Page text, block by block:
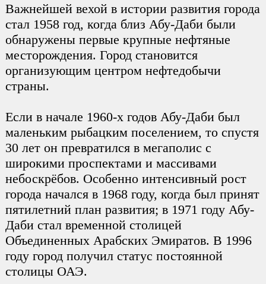
Важнейшей вехой в истории развития города
стал 1958 год, когда близ Абу-Даби были
обнаружены первые крупные нефтяные
месторождения. Город становится
организующим центром нефтедобычи
страны.
Если в начале 1960-х годов Абу-Даби был
маленьким рыбацким поселением, то спустя
30 лет он превратился в мегаполис с
широкими проспектами и массивами
небоскрёбов. Особенно интенсивный рост
города начался в 1968 году, когда был принят
пятилетний план развития; в 1971 году Абу-
Даби стал временной столицей
Объединенных Арабских Эмиратов. В 1996
году город получил статус постоянной
столицы ОАЭ.